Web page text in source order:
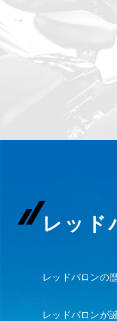
レッド
レッドバロンの
レッドバロンが